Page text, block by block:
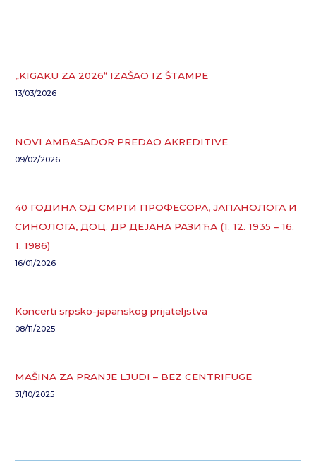
„KIGAKU ZA 2026“ IZAŠAO IZ ŠTAMPE
13/03/2026
NOVI AMBASADOR PREDAO AKREDITIVE
09/02/2026
40 ГОДИНА ОД СМРТИ ПРОФЕСОРА, ЈАПАНОЛОГА И
СИНОЛОГА, ДОЦ. ДР ДЕЈАНА РАЗИЋА (1. 12. 1935 – 16.
1. 1986)
16/01/2026
Koncerti srpsko-japanskog prijateljstva
08/11/2025
MAŠINA ZA PRANJE LJUDI – BEZ CENTRIFUGE
31/10/2025